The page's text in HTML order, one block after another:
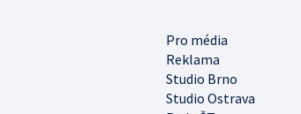
Pro média
Reklama
Studio Brno
Studio Ostrava